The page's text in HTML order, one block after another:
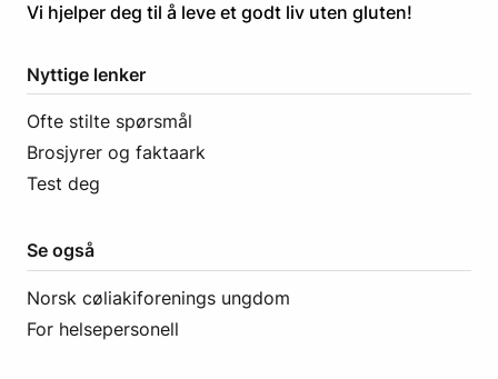
​​​​Vi hjelper deg til å leve et godt liv uten gluten! ​
Nyttige lenker
Ofte stilte spørsmål
Brosjyrer og faktaark
Test deg
Se også
Norsk cøliakiforenings ungdom
For helsepersonell